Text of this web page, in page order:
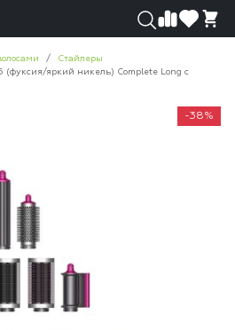
Стайлеры
(фуксия/яркий никель) Complete Long с
-38%